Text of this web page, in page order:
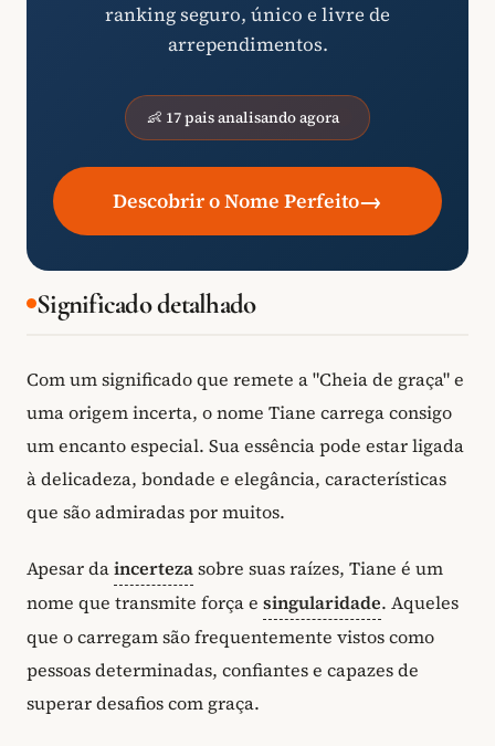
ranking seguro, único e livre de
arrependimentos.
👶 17 pais analisando agora
Descobrir o Nome Perfeito→
Significado detalhado
Com um significado que remete a "Cheia de graça" e
uma origem incerta, o nome Tiane carrega consigo
um encanto especial. Sua essência pode estar ligada
à delicadeza, bondade e elegância, características
que são admiradas por muitos.
Apesar daincertezasobre suas raízes, Tiane é um
nome que transmite força e singularidade. Aqueles
que o carregam são frequentemente vistos como
pessoas determinadas, confiantes e capazes de
superar desafios com graça.